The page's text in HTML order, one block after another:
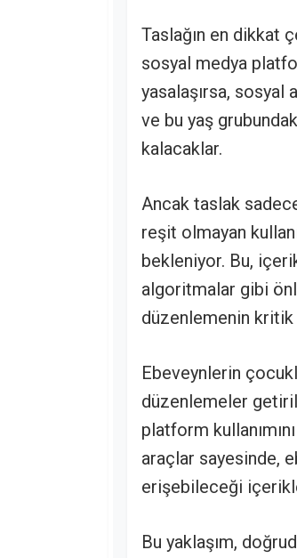
Taslağın en dikkat
sosyal medya
yasalaşırsa, sosyal
ve bu yaş
kalacaklar.
Ancak taslak
reşit olmayan
bekleniyor. Bu,
algoritmalar gibi
düzenlemenin kritik
Ebeveynlerin
düzenlemeler
platform
araçlar sayesinde,
erişebileceği
Bu yaklaşım,